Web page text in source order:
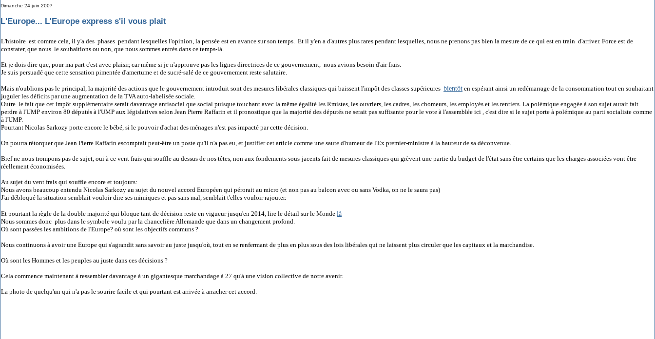
Dimanche 24 juin 2007
L'Europe... L'Europe express s'il vous plait
L'histoire est comme cela, il y'a des phases pendant lesquelles l'opinion, la pensée est en avance sur son temps. Et il y'en a d'autres plus rares pendant lesquelles, nous ne prenons pas bien la mesure de ce qui est en train d'arriver. Force est de
constater, que nous le souhaitions ou non, que nous sommes entrés dans ce temps-là.
Et je dois dire que, pour ma part c'est avec plaisir, car même si je n'approuve pas les lignes directrices de ce gouvernement, nous avions besoin d'air frais.
Je suis persuadé que cette sensation pimentée d'amertume et de sucré-salé de ce gouvernement reste salutaire.
Mais n'oublions pas le principal, la majorité des actions que le gouvernement introduit sont des mesures libérales classiques qui baissent l'impôt des classes supérieures bientôt en espérant ainsi un redémarrage de la consommation tout en souhaitant
juguler les déficits par une augmentation de la TVA auto-labelisée sociale.
Outre le fait que cet impôt supplémentaire serait davantage antisocial que social puisque touchant avec la même égalité les Rmistes, les ouvriers, les cadres, les chomeurs, les employés et les rentiers. La polémique engagée à son sujet aurait fait
perdre à l'UMP environ 80 députés à l'UMP aux législatives selon Jean Pierre Raffarin et il pronostique que la majorité des députés ne serait pas suffisante pour le vote à l'assemblée ici
, c'est dire si le sujet porte à polémique au parti socialiste comme
à l'UMP.
Pourtant Nicolas Sarkozy porte encore le bébé, si le pouvoir d'achat des ménages n'est pas impacté par cette décision.
On pourra rétorquer que Jean Pierre Raffarin escomptait peut-être un poste qu'il n'a pas eu, et justifier cet article comme une saute d'humeur de l'Ex premier-ministre à la hauteur de sa déconvenue.
Bref ne nous trompons pas de sujet, oui à ce vent frais qui souffle au dessus de nos têtes, non aux fondements sous-jacents fait de mesures classiques qui grèvent une partie du budget de l'état sans être certains que les charges associées vont être
réellement économisées.
Au sujet du vent frais qui souffle encore et toujours:
Nous avons beaucoup entendu Nicolas Sarkozy au sujet du nouvel accord Européen qui pérorait au micro (et non pas au balcon avec ou sans Vodka, on ne le saura pas)
J'ai débloqué la situation semblait vouloir dire ses mimiques et pas sans mal, semblait t'elles vouloir rajouter.
Et pourtant la règle de la double majorité qui bloque tant de décision reste en vigueur jusqu'en 2014, lire le détail sur le Monde là
Nous sommes donc plus dans le symbole voulu par la chancelière Allemande que dans un changement profond.
Où sont passées les ambitions de l'Europe? où sont les objectifs communs ?
Nous continuons à avoir une Europe qui s'agrandit sans savoir au juste jusqu'où, tout en se renfermant de plus en plus sous des lois libérales qui ne laissent plus circuler que les capitaux et la marchandise.
Où sont les Hommes et les peuples au juste dans ces décisions ?
Cela commence maintenant à ressembler davantage à un gigantesque marchandage à 27 qu'à une vision collective de notre avenir.
La photo de quelqu'un qui n'a pas le sourire facile et qui pourtant est arrivée à arracher cet accord.